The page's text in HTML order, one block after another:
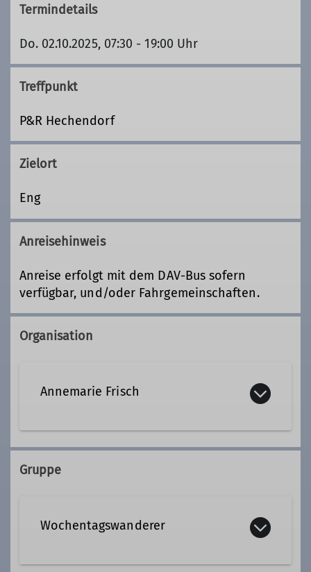
Termindetails
Do. 02.10.2025, 07:30 - 19:00 Uhr
Treffpunkt
P&R Hechendorf
Zielort
Eng
Anreisehinweis
Anreise erfolgt mit dem DAV-Bus sofern
verfügbar, und/oder Fahrgemeinschaften.
Organisation
Annemarie Frisch
08105 23819
Gruppe
Wochentagswanderer